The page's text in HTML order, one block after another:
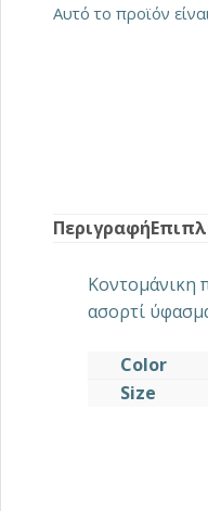
Αυτό το προϊόν
Περιγραφή
Κοντομάνικη
ασορτί
Color
Size